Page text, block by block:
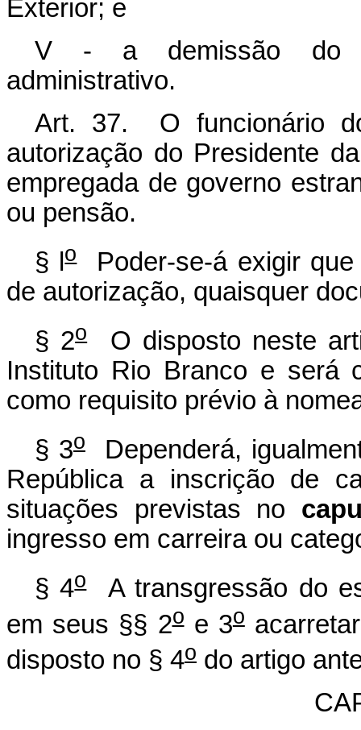
Exterior; e
V - a demissão do
administrativo.
Art. 37. O funcionário
autorização do Presidente
empregada de governo
ou pensão.
§ loPoder-se-á exigir que
de autorização, quaisquer
§ 2oO disposto neste
Instituto Rio Branco e será
como requisito prévio à
§ 3o
Dependerá,
República a inscrição de
situações previstas no
ingresso em carreira ou
§ 4oA transgressão do
em seus §§ 2oe 3o
disposto no § 4o do artigo